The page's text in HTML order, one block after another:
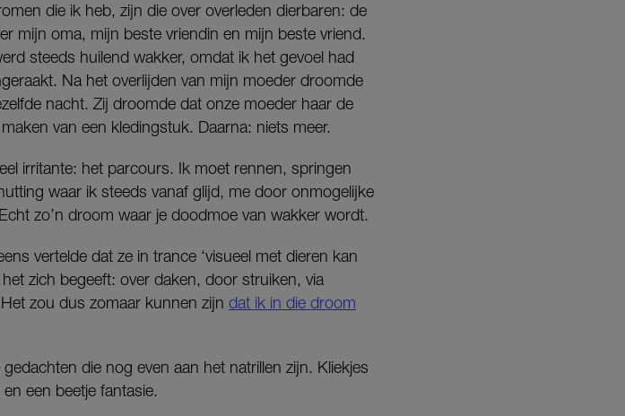
die ik heb, zijn die over overleden dierbaren: de
mijn oma, mijn beste vriendin en mijn beste vriend.
steeds huilend wakker, omdat ik het gevoel had
Na het overlijden van mijn moeder droomde
nacht. Zij droomde dat onze moeder haar de
van een kledingstuk. Daarna: niets meer.
irritante: het parcours. Ik moet rennen, springen
waar ik steeds vanaf glijd, me door onmogelijke
zo’n droom waar je doodmoe van wakker wordt.
vertelde dat ze in trance ‘visueel met dieren kan
zich begeeft: over daken, door struiken, via
zou dus zomaar kunnen zijn dat ik in die droom
die nog even aan het natrillen zijn. Kliekjes
een beetje fantasie.